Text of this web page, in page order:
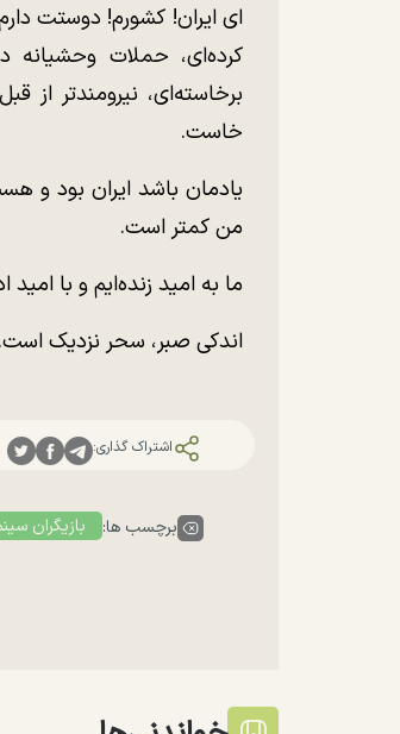
ای ایران! کشورم! دوستت
کرده‌ای، حملات
برخاسته‌ای، نیرومندتر از
خاست.
یادمان باشد ایران بود و
من کمتر است.
ما به امید زنده‌ایم و با
اندکی صبر، سحر نزدیک
اشتراک گذاری:
برچسب ها: بازیگران